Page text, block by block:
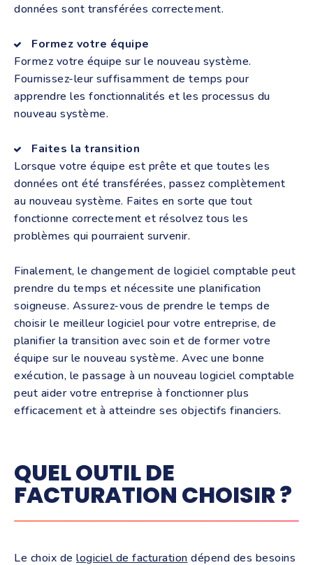
données sont transférées correctement.
Formez votre équipe
Formez votre équipe sur le nouveau système.
Fournissez-leur suffisamment de temps pour
apprendre les fonctionnalités et les processus du
nouveau système.
Faites la transition
Lorsque votre équipe est prête et que toutes les
données ont été transférées, passez complètement
au nouveau système. Faites en sorte que tout
fonctionne correctement et résolvez tous les
problèmes qui pourraient survenir.
Finalement, le changement de logiciel comptable peut
prendre du temps et nécessite une planification
soigneuse. Assurez-vous de prendre le temps de
choisir le meilleur logiciel pour votre entreprise, de
planifier la transition avec soin et de former votre
équipe sur le nouveau système. Avec une bonne
exécution, le passage à un nouveau logiciel comptable
peut aider votre entreprise à fonctionner plus
efficacement et à atteindre ses objectifs financiers.
QUEL OUTIL DE
FACTURATION CHOISIR ?
Le choix de logiciel de facturation dépend des besoins